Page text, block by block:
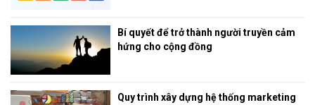
Bí quyết để trở thành người truyền cảm
hứng cho cộng đồng
Quy trình xây dựng hệ thống marketing